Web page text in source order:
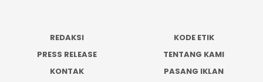
REDAKSI
KODE ETIK
PRESS RELEASE
TENTANG KAMI
KONTAK
PASANG IKLAN